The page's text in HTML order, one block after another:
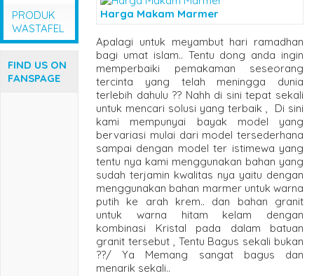
Harga Makam Marmer
Apalagi untuk meyambut hari ramadhan
bagi umat islam.. Tentu dong anda ingin
memperbaiki pemakaman seseorang
tercinta yang telah meningga dunia
terlebih dahulu ?? Nahh di sini tepat sekali
untuk mencari solusi yang terbaik , Di sini
kami mempunyai bayak model yang
bervariasi mulai dari model tersederhana
sampai dengan model ter istimewa yang
tentu nya kami menggunakan bahan yang
sudah terjamin kwalitas nya yaitu dengan
menggunakan bahan marmer untuk warna
putih ke arah krem.. dan bahan granit
untuk warna hitam kelam dengan
kombinasi Kristal pada dalam batuan
granit tersebut , Tentu Bagus sekali bukan
??/ Ya Memang sangat bagus dan
menarik sekali..
PRODUK
WASTAFEL
FIND US ON
FANSPAGE